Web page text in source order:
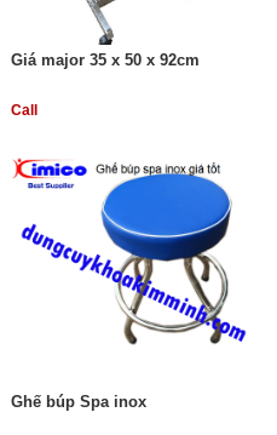
Giá major 35 x 50 x 92cm
Call
Ghế búp Spa inox